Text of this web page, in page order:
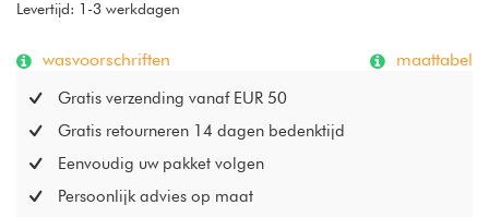
Levertijd: 1-3 werkdagen
wasvoorschriften maattabel
Gratis verzending vanaf EUR 50
Gratis retourneren 14 dagen bedenktijd
Eenvoudig uw pakket volgen
Persoonlijk advies op maat